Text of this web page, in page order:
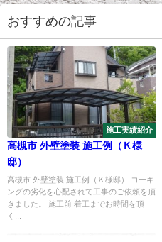
おすすめの記事
施工実績紹介
高槻市 外壁塗装 施工例（Ｋ様
邸）
高槻市 外壁塗装 施工例（Ｋ様邸） コーキ
ングの劣化を心配されて工事のご依頼を頂
きました。 施工前 着工までお時間を頂
く...